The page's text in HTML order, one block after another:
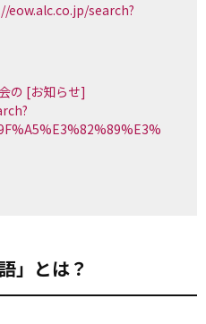
eow.alc.co.jp/search?
の [お知らせ]
」とは？